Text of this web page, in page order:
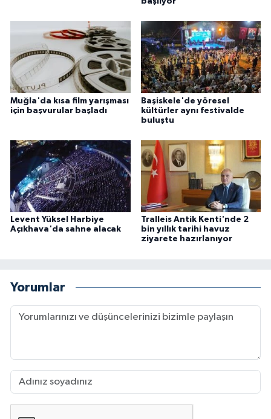
Muğla'da kısa film yarışması
için başvurular başladı
Başiskele'de yöresel
kültürler aynı festivalde
buluştu
Levent Yüksel Harbiye
Açıkhava'da sahne alacak
Tralleis Antik Kenti'nde 2
bin yıllık tarihi havuz
ziyarete hazırlanıyor
Yorumlar